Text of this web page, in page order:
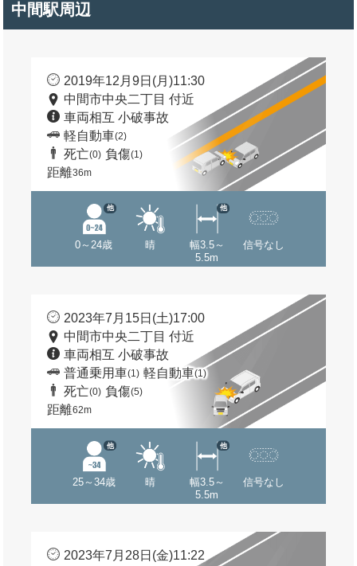
中間駅周辺
2019年12月9日(月)11:30
中間市中央二丁目 付近
車両相互 小破事故
軽自動車(2)
死亡(0) 負傷(1)
距離36m
0～24歳
他
晴
幅3.5～
5.5m
他
信号なし
2023年7月15日(土)17:00
中間市中央二丁目 付近
車両相互 小破事故
普通乗用車(1) 軽自動車(1)
死亡(0) 負傷(5)
距離62m
25～34歳
他
晴
幅3.5～
5.5m
他
信号なし
2023年7月28日(金)11:22